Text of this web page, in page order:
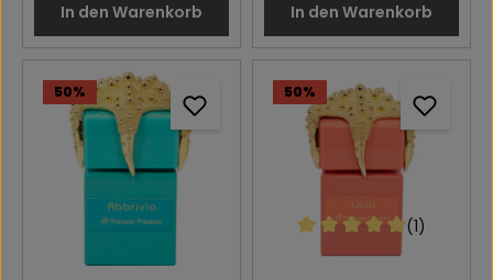
In den Warenkorb In den Warenkorb
50% 50%
Durchschnittliche
(1)